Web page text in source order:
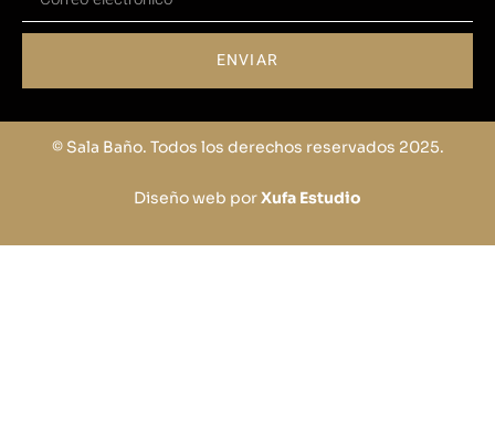
ENVIAR
© Sala Baño. Todos los derechos reservados 2025.
Diseño web porXufa Estudio